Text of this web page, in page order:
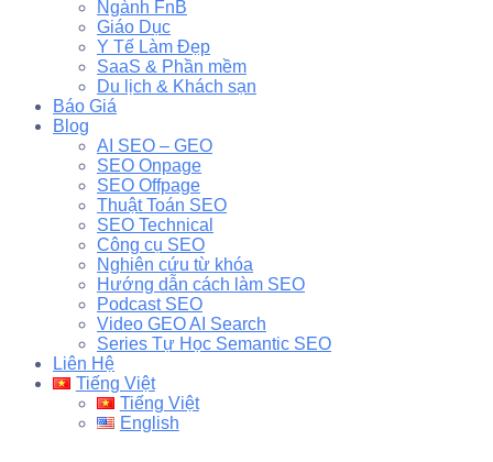
Ngành FnB
Giáo Dục
Y Tế Làm Đẹp
SaaS & Phần mềm
Du lịch & Khách sạn
Báo Giá
Blog
AI SEO – GEO
SEO Onpage
SEO Offpage
Thuật Toán SEO
SEO Technical
Công cụ SEO
Nghiên cứu từ khóa
Hướng dẫn cách làm SEO
Podcast SEO
Video GEO AI Search
Series Tự Học Semantic SEO
Liên Hệ
Tiếng Việt
Tiếng Việt
English